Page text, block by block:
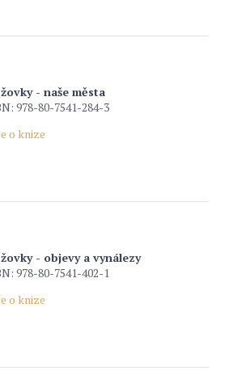
- naše města
978-80-7541-284-3
o knize
- objevy a vynálezy
978-80-7541-402-1
o knize